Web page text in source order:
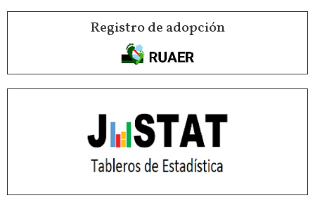
Registro de adopción